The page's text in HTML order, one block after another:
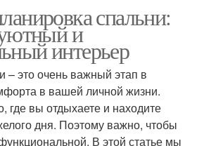
Кровати в спальне
спальни:
и
интерьер
– это очень важный этап в
в вашей личной жизни.
где вы отдыхаете и находите
дня. Поэтому важно, чтобы
В этой статье мы